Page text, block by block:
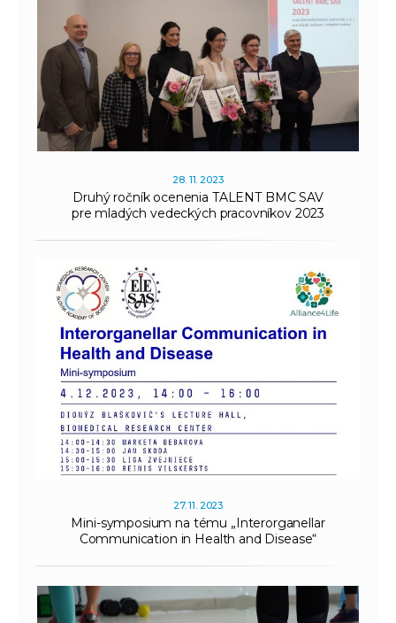
28. 11. 2023
Druhý ročník ocenenia TALENT BMC SAV
pre mladých vedeckých pracovníkov 2023
27. 11. 2023
Mini-symposium na tému „Interorganellar
Communication in Health and Disease“